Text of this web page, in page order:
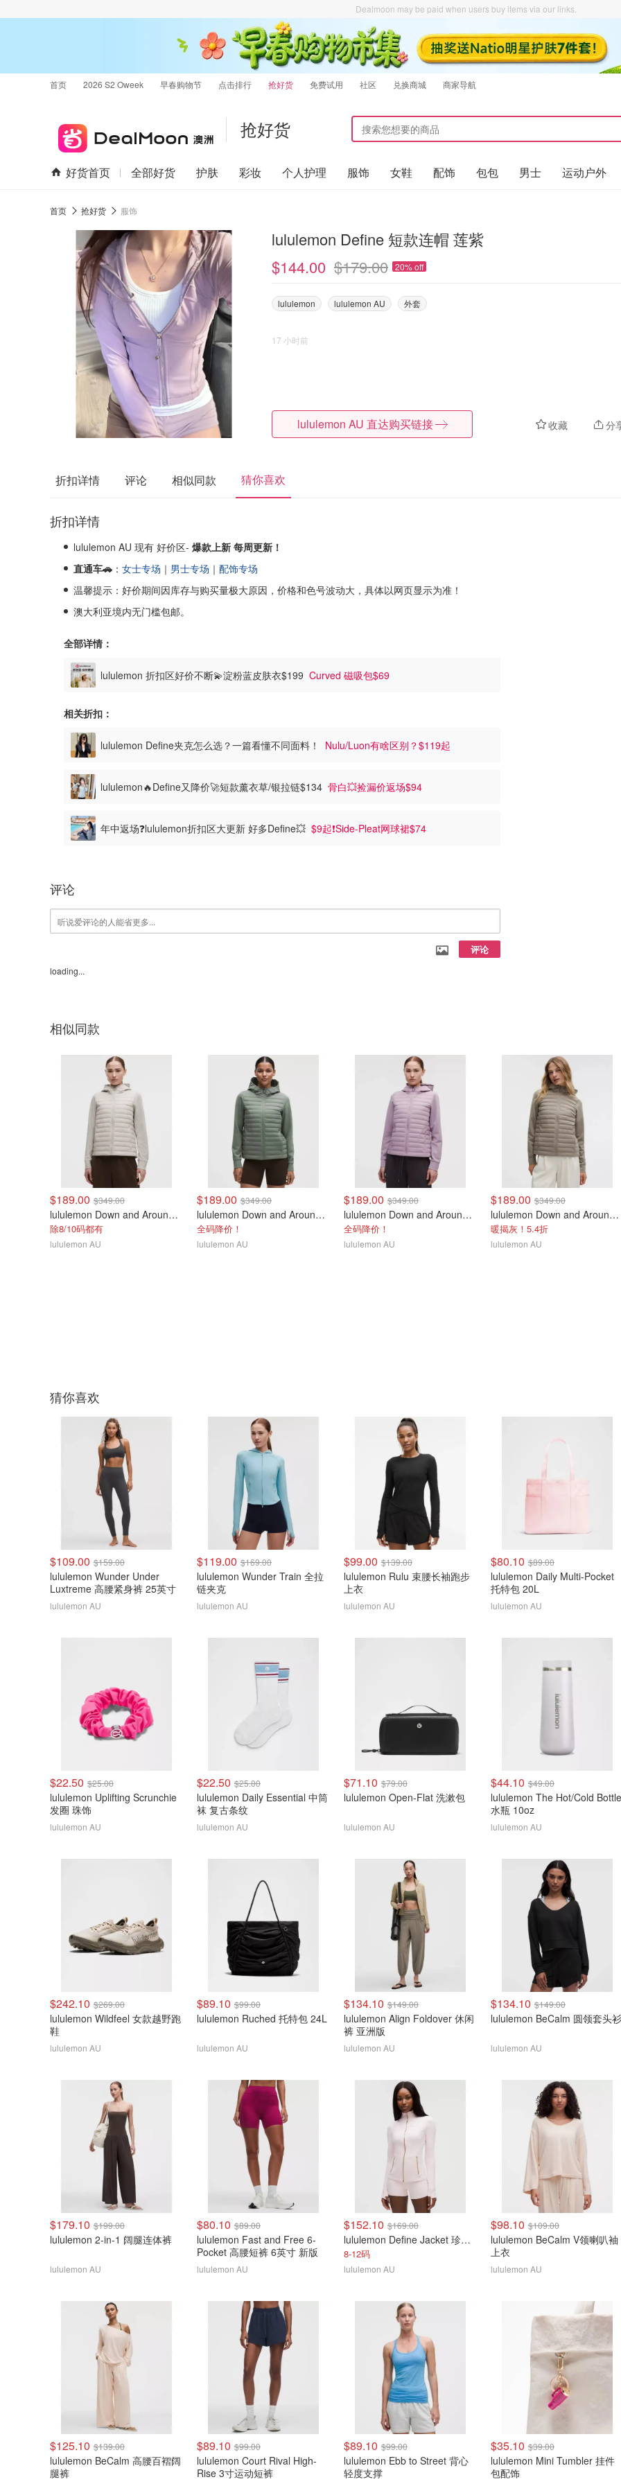
Dealmoon may be paid when users buy items via our links.
首页 2026 S2 Oweek 早春购物节 点击排行 抢好货 免费试用 社区 兑换商城 商家导航
抢好货
好货首页 全部好货 护肤 彩妆 个人护理 服饰 女鞋 配饰 包包 男士 运动户外
首页 抢好货 服饰
lululemon Define 短款连帽 莲紫
$144.00 $179.00 20% off
lululemon lululemon AU 外套
17 小时前
收藏 分
lululemon AU 直达购买链接
折扣详情 评论 相似同款 猜你喜欢
折扣详情
lululemon AU 现有 好价区- 爆款上新 每周更新！
直通车🚗 ： 女士专场 ｜ 男士专场 ｜ 配饰专场
温馨提示：好价期间因库存与购买量极大原因，价格和色号波动大，具体以网页显示为准！
澳大利亚境内无门槛包邮。
全部详情：
lululemon 折扣区好价不断💫淀粉蓝皮肤衣$199 Curved 磁吸包$69
相关折扣：
lululemon Define夹克怎么选？一篇看懂不同面料！ Nulu/Luon有啥区别？$119起
lululemon🔥Define又降价🚀短款薰衣草/银拉链$134 骨白💥捡漏价返场$94
年中返场❓️lululemon折扣区大更新 好多Define💥 $9起❗️Side-Pleat网球裙$74
评论
评论
loading...
相似同款
$189.00 $349.00
lululemon Down and Around 羽绒夹克
除8/10码都有
lululemon AU
$189.00 $349.00
lululemon Down and Around 羽绒夹克
全码降价！
lululemon AU
$189.00 $349.00
lululemon Down and Around 羽绒夹克
全码降价！
lululemon AU
$189.00 $349.00
lululemon Down and Around 羽绒夹克
暖揭灰！5.4折
lululemon AU
猜你喜欢
$109.00 $159.00
lululemon Wunder Under
Luxtreme 高腰紧身裤 25英寸
lululemon AU
$119.00 $169.00
lululemon Wunder Train 全拉
链夹克
lululemon AU
$99.00 $139.00
lululemon Rulu 束腰长袖跑步
上衣
lululemon AU
$80.10 $89.00
lululemon Daily Multi-Pocket
托特包 20L
lululemon AU
$22.50 $25.00
lululemon Uplifting Scrunchie
发圈 珠饰
lululemon AU
$22.50 $25.00
lululemon Daily Essential 中筒
袜 复古条纹
lululemon AU
$71.10 $79.00
lululemon Open-Flat 洗漱包
lululemon AU
$44.10 $49.00
lululemon The Hot/Cold Bottle
水瓶 10oz
lululemon AU
$242.10 $269.00
lululemon Wildfeel 女款越野跑
鞋
lululemon AU
$89.10 $99.00
lululemon Ruched 托特包 24L
lululemon AU
$134.10 $149.00
lululemon Align Foldover 休闲
裤 亚洲版
lululemon AU
$134.10 $149.00
lululemon BeCalm 圆领套头衫
lululemon AU
$179.10 $199.00
lululemon 2-in-1 阔腿连体裤
lululemon AU
$80.10 $89.00
lululemon Fast and Free 6-
Pocket 高腰短裤 6英寸 新版
lululemon AU
$152.10 $169.00
lululemon Define Jacket 珍珠粉金拉链
8-12码
lululemon AU
$98.10 $109.00
lululemon BeCalm V领喇叭袖
上衣
lululemon AU
$125.10 $139.00
lululemon BeCalm 高腰百褶阔
腿裤
$89.10 $99.00
lululemon Court Rival High-
Rise 3寸运动短裤
$89.10 $99.00
lululemon Ebb to Street 背心
轻度支撑
$35.10 $39.00
lululemon Mini Tumbler 挂件
包配饰